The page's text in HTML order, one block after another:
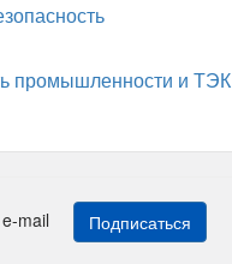
промышленности и ТЭК
e-mail Подписаться